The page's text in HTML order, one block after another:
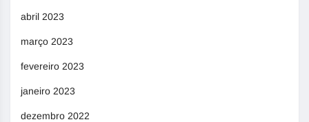
abril 2023
março 2023
fevereiro 2023
janeiro 2023
dezembro 2022